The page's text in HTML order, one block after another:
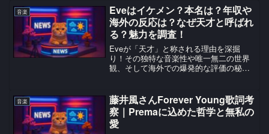
レがバズるぞ！2026』で第3位に選ばれて
おり、今後の躍進が注目されています。
終活クラブ 新曲『THIS IS 運命』配信決
定についての最新情報、ファンの反応、
今後の展望など詳しく解説しています。
音楽
Eveはイケメン？本名は？年収や
海外の反応は？なぜ天才と呼ばれ
る？魅力を調査！
Eveが「天才」と称される理由を深掘
り！その独特な音楽性や唯一無二の世界
観、そして海外での爆発的な評価の秘密
音楽
藤井風さんForever Young歌詞考
察｜Premaに込めた哲学と無私の
愛